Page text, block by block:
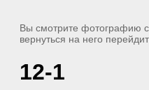
Вы смотрите фотографию с
вернуться на него
12-1